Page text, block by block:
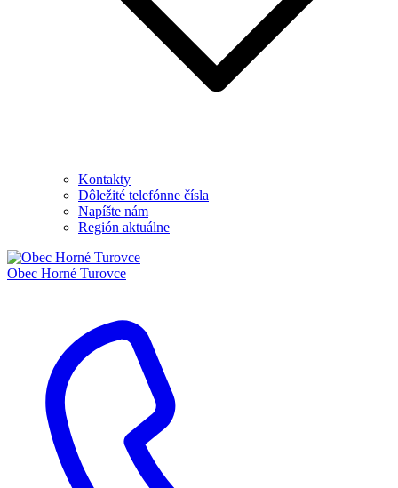
Kontakty
Dôležité telefónne čísla
Napíšte nám
Región aktuálne
Obec Horné Turovce